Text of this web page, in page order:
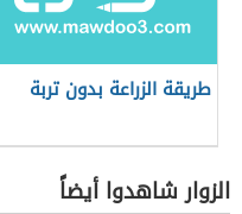
طريقة الزراعة بدون تربة
الزوار شاهدوا أيضاً